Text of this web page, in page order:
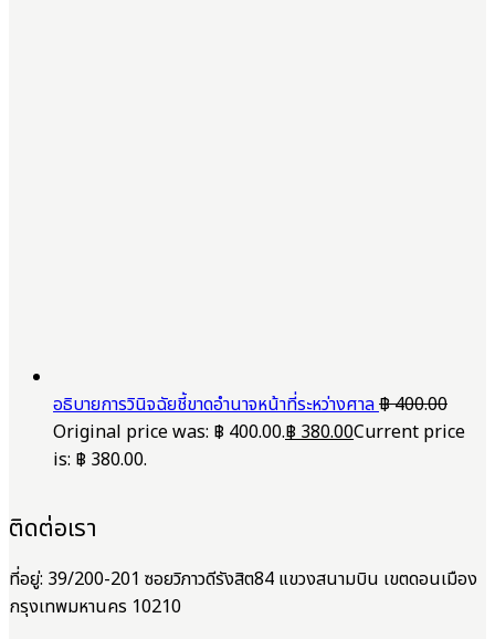
อธิบายการวินิจฉัยชี้ขาดอำนาจหน้าที่ระหว่างศาล฿400.00
Original price was: ฿ 400.00.฿380.00Current price
is: ฿ 380.00.
ติดต่อเรา
ที่อยู่: 39/200-201 ซอยวิภาวดีรังสิต84 แขวงสนามบิน เขตดอนเมือง
กรุงเทพมหานคร 10210